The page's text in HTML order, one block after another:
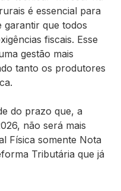
é essencial para
que todos
fiscais. Esse
gestão mais
tanto os produtores
do prazo que, a
não será mais
Física somente Nota
Tributária que já